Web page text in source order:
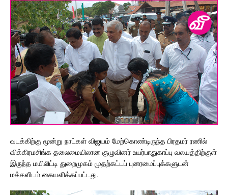
வடக்கிற்கு மூன்று நாட்கள் விஜயம் மேற்கொண்டிருந்த பிரதமர் ரணில்
விக்கிரமசிங்க தலைமையிலான குழுவினர் உயர்பாதுகாப்பு வலயத்திற்குள்
இருந்த மயிலிட்டி துறைமுகம் முதற்கட்டப் புனரமைப்புக்களுடன்
மக்களிடம் கையளிக்கப்பட்டது.